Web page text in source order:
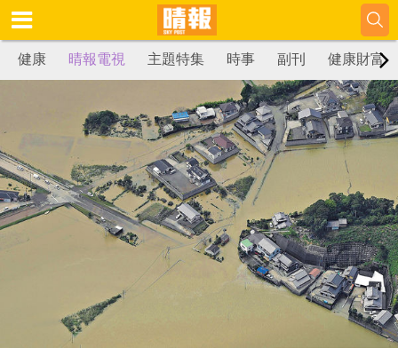
健康 晴報電視 主題特集 時事 副刊 健康財富